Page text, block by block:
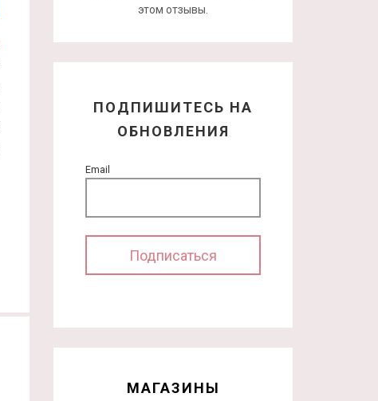
этом отзывы.
ПОДПИШИТЕСЬ НА
ОБНОВЛЕНИЯ
Email
МАГАЗИНЫ